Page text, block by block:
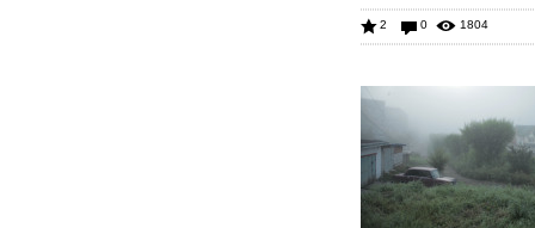
2 0 1804